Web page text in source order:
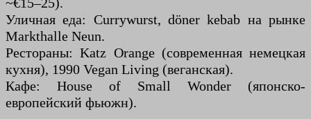
Уличная еда: Currywurst, döner kebab на рынке
Markthalle Neun.
Рестораны: Katz Orange (современная немецкая
кухня), 1990 Vegan Living (веганская).
Кафе: House of Small Wonder (японско-
европейский фьюжн).